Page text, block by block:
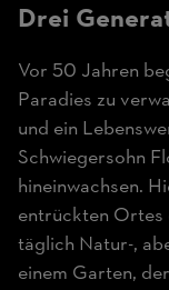
Drei
Vor 50 Jahren
Paradies zu
und ein
Schwiegersohn
hineinwachsen.
entrückten Ortes
täglich Natur-,
einem Garten,